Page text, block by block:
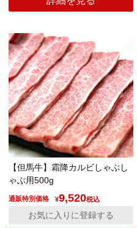
【但馬牛】霜降カルビしゃぶし
ゃぶ用500g
通販特別価格 ¥9,520税込
お気に入りに登録する